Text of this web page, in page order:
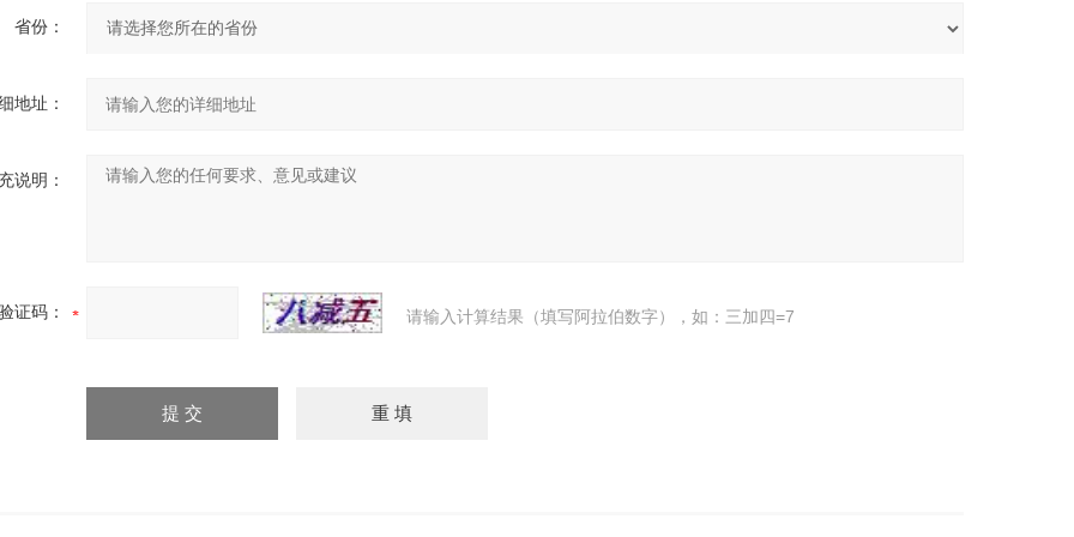
省份：
地址：
说明：
证码： 请输入计算结果（填写阿拉伯数字），如：三加四=7